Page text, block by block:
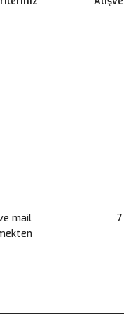
mail